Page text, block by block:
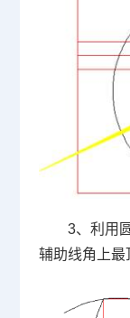
3、利用
辅助线角上最